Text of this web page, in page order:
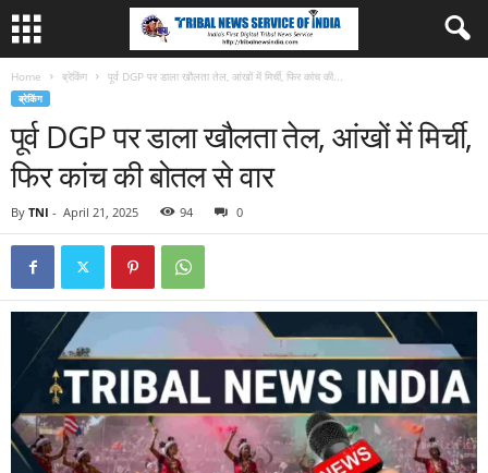
Home ब्रेकिंग पूर्व DGP पर डाला खौलता तेल, आंखों में मिर्ची, फिर कांच की...
ब्रेकिंग
पूर्व DGP पर डाला खौलता तेल, आंखों में मिर्ची,
फिर कांच की बोतल से वार
By TNI - April 21, 2025 94 0